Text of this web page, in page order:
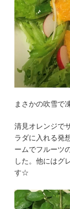
まさかの吹雪で
清見オレンジで
ラダに入れる発
ームでフルーツ
した。他にはグ
す☆